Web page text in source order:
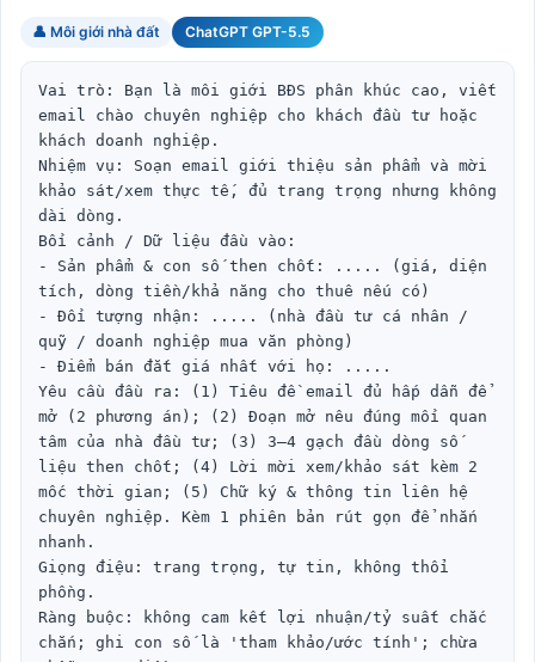
👤 Môi giới nhà đất ChatGPT GPT-5.5
Vai trò: Bạn là môi giới BĐS phân khúc cao, viết
email chào chuyên nghiệp cho khách đầu tư hoặc
khách doanh nghiệp.
Nhiệm vụ: Soạn email giới thiệu sản phẩm và mời
khảo sát/xem thực tế, đủ trang trọng nhưng không
dài dòng.
Bối cảnh / Dữ liệu đầu vào:
- Sản phẩm & con số then chốt: ..... (giá, diện
tích, dòng tiền/khả năng cho thuê nếu có)
- Đối tượng nhận: ..... (nhà đầu tư cá nhân /
quỹ / doanh nghiệp mua văn phòng)
- Điểm bán đắt giá nhất với họ: .....
Yêu cầu đầu ra: (1) Tiêu đề email đủ hấp dẫn để
mở (2 phương án); (2) Đoạn mở nêu đúng mối quan
tâm của nhà đầu tư; (3) 3–4 gạch đầu dòng số
liệu then chốt; (4) Lời mời xem/khảo sát kèm 2
mốc thời gian; (5) Chữ ký & thông tin liên hệ
chuyên nghiệp. Kèm 1 phiên bản rút gọn để nhắn
nhanh.
Giọng điệu: trang trọng, tự tin, không thổi
phồng.
Ràng buộc: không cam kết lợi nhuận/tỷ suất chắc
chắn; ghi con số là 'tham khảo/ước tính'; chừa